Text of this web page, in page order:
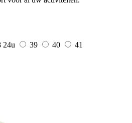
24u 39 40
41